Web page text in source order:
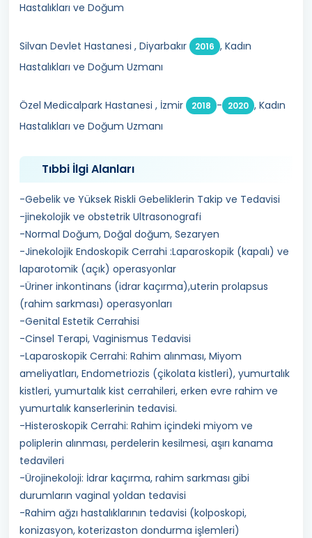
Hastalıkları ve Doğum
Silvan Devlet Hastanesi , Diyarbakır 2016 , Kadın
Hastalıkları ve Doğum Uzmanı
Özel Medicalpark Hastanesi , İzmir 2018 - 2020 , Kadın
Hastalıkları ve Doğum Uzmanı
Tıbbi İlgi Alanları
-Gebelik ve Yüksek Riskli Gebeliklerin Takip ve Tedavisi
-jinekolojik ve obstetrik Ultrasonografi
-Normal Doğum, Doğal doğum, Sezaryen
-Jinekolojik Endoskopik Cerrahi :Laparoskopik (kapalı) ve
laparotomik (açık) operasyonlar
-Üriner inkontinans (idrar kaçırma),uterin prolapsus
(rahim sarkması) operasyonları
-Genital Estetik Cerrahisi
-Cinsel Terapi, Vaginismus Tedavisi
-Laparoskopik Cerrahi: Rahim alınması, Miyom
ameliyatları, Endometriozis (çikolata kistleri), yumurtalık
kistleri, yumurtalık kist cerrahileri, erken evre rahim ve
yumurtalık kanserlerinin tedavisi.
-Histeroskopik Cerrahi: Rahim içindeki miyom ve
poliplerin alınması, perdelerin kesilmesi, aşırı kanama
tedavileri
-Ürojinekoloji: İdrar kaçırma, rahim sarkması gibi
durumların vaginal yoldan tedavisi
-Rahim ağzı hastalıklarının tedavisi (kolposkopi,
konizasyon, koterizaston dondurma işlemleri)